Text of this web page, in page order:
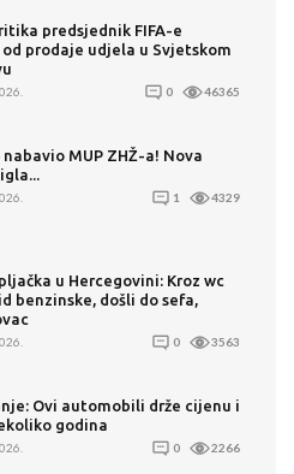
predsjednik FIFA-e
prodaje udjela u Svjetskom
0 46365
MUP ZHŽ-a! Nova
1 4329
u Hercegovini: Kroz wc
benzinske, došli do sefa,
0 3563
Ovi automobili drže cijenu i
godina
0 2266